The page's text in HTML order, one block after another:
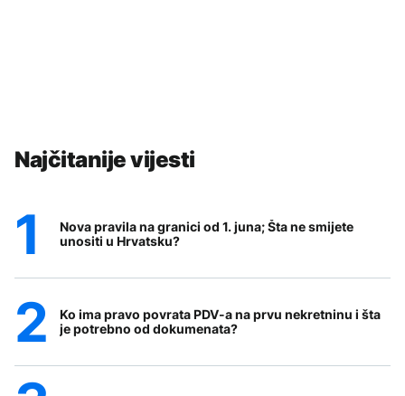
Najčitanije vijesti
Nova pravila na granici od 1. juna; Šta ne smijete
unositi u Hrvatsku?
Ko ima pravo povrata PDV-a na prvu nekretninu i šta
je potrebno od dokumenata?